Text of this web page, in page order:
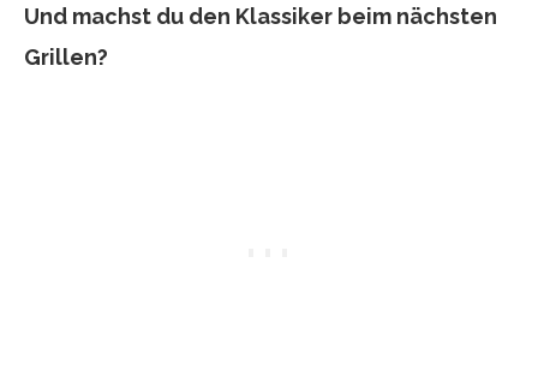
Und machst du den Klassiker beim nächsten
Grillen?